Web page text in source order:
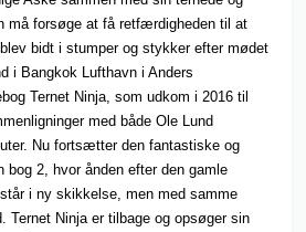
må forsøge at få retfærdigheden til at
bidt i stumper og stykker efter mødet
i Bangkok Lufthavn i Anders
Ternet Ninja, som udkom i 2016 til
med både Ole Lund
Nu fortsætter den fantastiske og
bog 2, hvor ånden efter den gamle
i ny skikkelse, men med samme
Ternet Ninja er tilbage og opsøger sin